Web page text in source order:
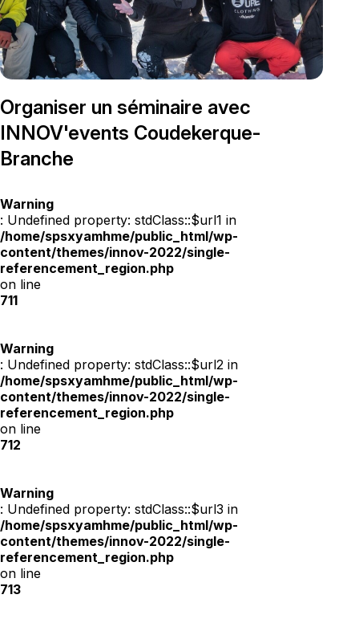
Organiser un séminaire avec
INNOV'events Coudekerque-
Branche
Warning
: Undefined property: stdClass::$url1 in
/home/spsxyamhme/public_html/wp-
content/themes/innov-2022/single-
referencement_region.php
on line
711
Warning
: Undefined property: stdClass::$url2 in
/home/spsxyamhme/public_html/wp-
content/themes/innov-2022/single-
referencement_region.php
on line
712
Warning
: Undefined property: stdClass::$url3 in
/home/spsxyamhme/public_html/wp-
content/themes/innov-2022/single-
referencement_region.php
on line
713